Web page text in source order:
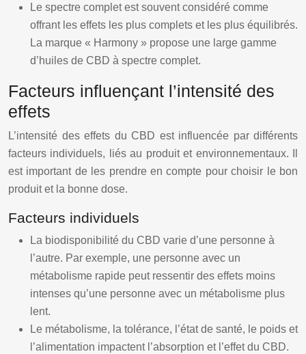
Le spectre complet est souvent considéré comme
offrant les effets les plus complets et les plus équilibrés.
La marque « Harmony » propose une large gamme
d’huiles de CBD à spectre complet.
Facteurs influençant l’intensité des
effets
L’intensité des effets du CBD est influencée par différents
facteurs individuels, liés au produit et environnementaux. Il
est important de les prendre en compte pour choisir le bon
produit et la bonne dose.
Facteurs individuels
La biodisponibilité du CBD varie d’une personne à
l’autre. Par exemple, une personne avec un
métabolisme rapide peut ressentir des effets moins
intenses qu’une personne avec un métabolisme plus
lent.
Le métabolisme, la tolérance, l’état de santé, le poids et
l’alimentation impactent l’absorption et l’effet du CBD.